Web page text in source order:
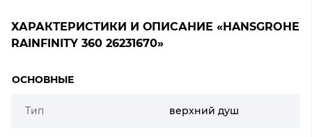
ХАРАКТЕРИСТИКИ И ОПИСАНИЕ «HANSGROHE
RAINFINITY 360 26231670»
ОСНОВНЫЕ
Тип верхний душ